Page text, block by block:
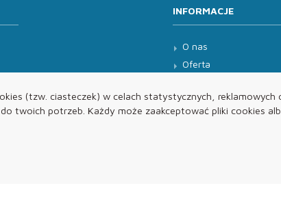
(tzw. ciasteczek) w celach statystycznych, reklamowych
twoich potrzeb. Każdy może zaakceptować pliki cookies
INFORMACJE
O nas
Oferta